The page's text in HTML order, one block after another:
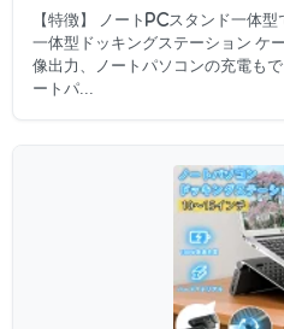
【特徴】 ノートPCスタンド一体
一体型ドッキングステーション ケ
像出力、ノートパソコンの充電も
ートパ...